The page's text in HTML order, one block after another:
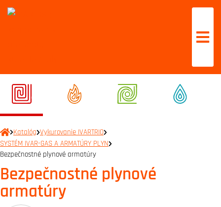
Katalóg Vykurovanie IVARTRIO
SYSTÉM IVAR-GAS A ARMATÚRY PLYN
Bezpečnostné plynové armatúry
Bezpečnostné plynové
armatúry